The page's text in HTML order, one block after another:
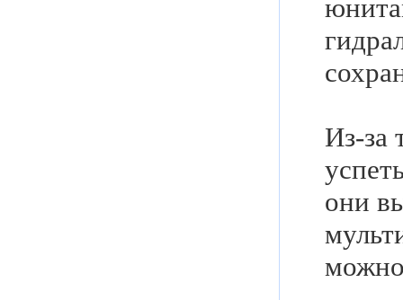
Из-за
они